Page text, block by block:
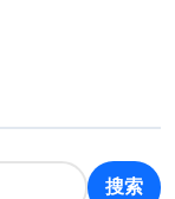
搜索